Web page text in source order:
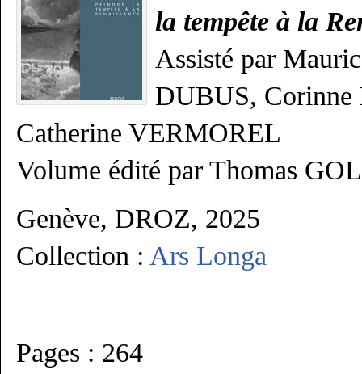
la tempête à la
Assisté par
DUBUS,
Catherine VERMOREL
Volume édité par Thomas
Genève, DROZ, 2025
Collection : Ars Longa
Pages : 264